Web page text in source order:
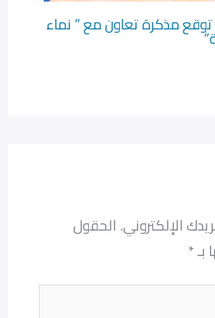
توقع مذكرة تعاون مع ” نماء
الإلكتروني. الحقول
بـ*